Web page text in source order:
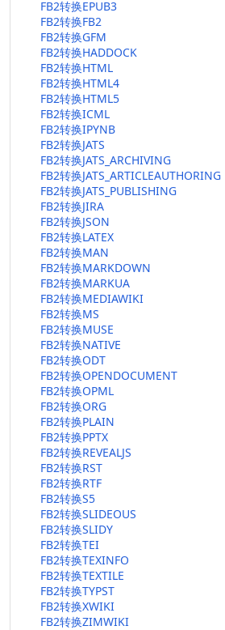
FB2转换EPUB3
FB2转换FB2
FB2转换GFM
FB2转换HADDOCK
FB2转换HTML
FB2转换HTML4
FB2转换HTML5
FB2转换ICML
FB2转换IPYNB
FB2转换JATS
FB2转换JATS_ARCHIVING
FB2转换JATS_ARTICLEAUTHORING
FB2转换JATS_PUBLISHING
FB2转换JIRA
FB2转换JSON
FB2转换LATEX
FB2转换MAN
FB2转换MARKDOWN
FB2转换MARKUA
FB2转换MEDIAWIKI
FB2转换MS
FB2转换MUSE
FB2转换NATIVE
FB2转换ODT
FB2转换OPENDOCUMENT
FB2转换OPML
FB2转换ORG
FB2转换PLAIN
FB2转换PPTX
FB2转换REVEALJS
FB2转换RST
FB2转换RTF
FB2转换S5
FB2转换SLIDEOUS
FB2转换SLIDY
FB2转换TEI
FB2转换TEXINFO
FB2转换TEXTILE
FB2转换TYPST
FB2转换XWIKI
FB2转换ZIMWIKI